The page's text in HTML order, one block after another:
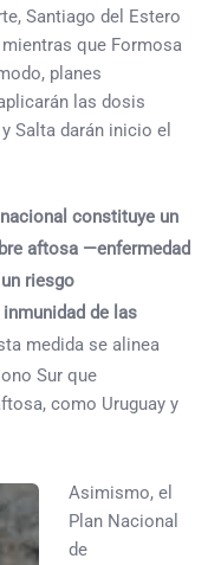
Santiago del Estero
que Formosa
planes
las dosis
Salta darán inicio el
constituye un
aftosa —enfermedad
riesgo
de las
medida se alinea
Sur que
como Uruguay y
Asimismo, el
Plan Nacional
de